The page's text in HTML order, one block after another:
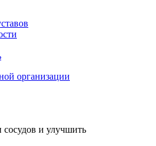
организации
сосудов и улучшить